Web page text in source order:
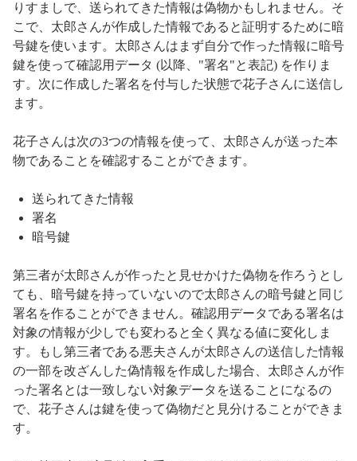
りすましで、送られてきた情報は偽物かもしれません。そ
こで、太郎さんが作成した情報であると証明するために暗
号鍵を使います。太郎さんはまず自分で作った情報に暗号
鍵を使って確認用データ (以降、"署名"と表記) を作りま
す。次に作成した署名を付与した状態で花子さんに送信し
ます。
花子さんは次の3つの情報を使って、太郎さんが送った本
物であることを確認することができます。
送られてきた情報
署名
暗号鍵
第三者が太郎さんが作ったと見せかけた偽物を作ろうとし
ても、暗号鍵を持っていないので太郎さんの暗号鍵と同じ
署名を作ることができません。確認用データである署名は
対象の情報が少しでも変わると全く異なる値に変化しま
す。もし第三者である悪夫さんが太郎さんの送信した情報
の一部を改ざんした偽情報を作成した場合、太郎さんが作
った署名とは一致しない対象データを送ることになるの
で、花子さんは鍵を使って偽物だと見分けることができま
す。